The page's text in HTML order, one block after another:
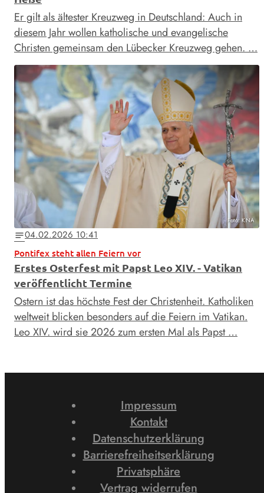
Er gilt als ältester Kreuzweg in Deutschland: Auch in
diesem Jahr wollen katholische und evangelische
Christen gemeinsam den Lübecker Kreuzweg gehen. …
Foto: KNA
notes04.02.2026 10:41
Pontifex steht allen Feiern vor
Erstes Osterfest mit Papst Leo XIV. - Vatikan
veröffentlicht Termine
Ostern ist das höchste Fest der Christenheit. Katholiken
weltweit blicken besonders auf die Feiern im Vatikan.
Leo XIV. wird sie 2026 zum ersten Mal als Papst …
Impressum
Kontakt
Datenschutzerklärung
Barrierefreiheitserklärung
Privatsphäre
Vertrag widerrufen